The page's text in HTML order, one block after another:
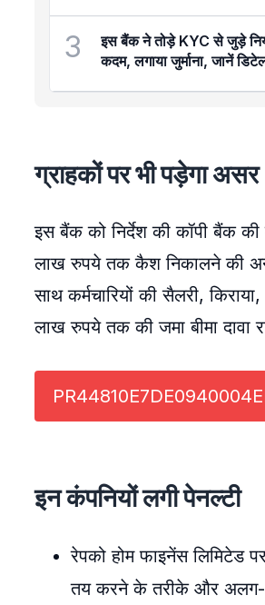
3
इस बैंक ने तोड़े KYC से जुड़े
कदम, लगाया जुर्माना, जानें
ग्राहकों पर भी पड़ेगा असर
इस बैंक को निर्देश की कॉपी बैंक
लाख रुपये तक कैश निकालने की
साथ कर्मचारियों की सैलरी,
लाख रुपये तक की जमा बीमा दावा
इन कंपनियों लगी पेनल्टी
रेपको होम फाइनेंस लिमिटेड
तय करने के तरीके और अलग-